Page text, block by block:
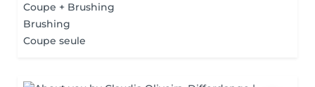
Coupe + Brushing
Brushing
Coupe seule